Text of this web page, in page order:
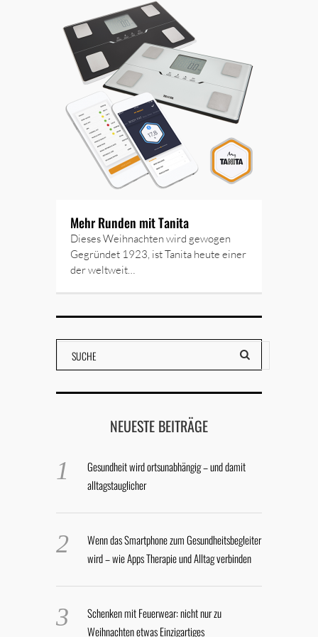
Mehr Runden mit Tanita
Dieses Weihnachten wird gewogen
Gegründet 1923, ist Tanita heute einer
der weltweit…
NEUESTE BEITRÄGE
Gesundheit wird ortsunabhängig – und damit
alltagstauglicher
Wenn das Smartphone zum Gesundheitsbegleiter
wird – wie Apps Therapie und Alltag verbinden
Schenken mit Feuerwear: nicht nur zu
Weihnachten etwas Einzigartiges